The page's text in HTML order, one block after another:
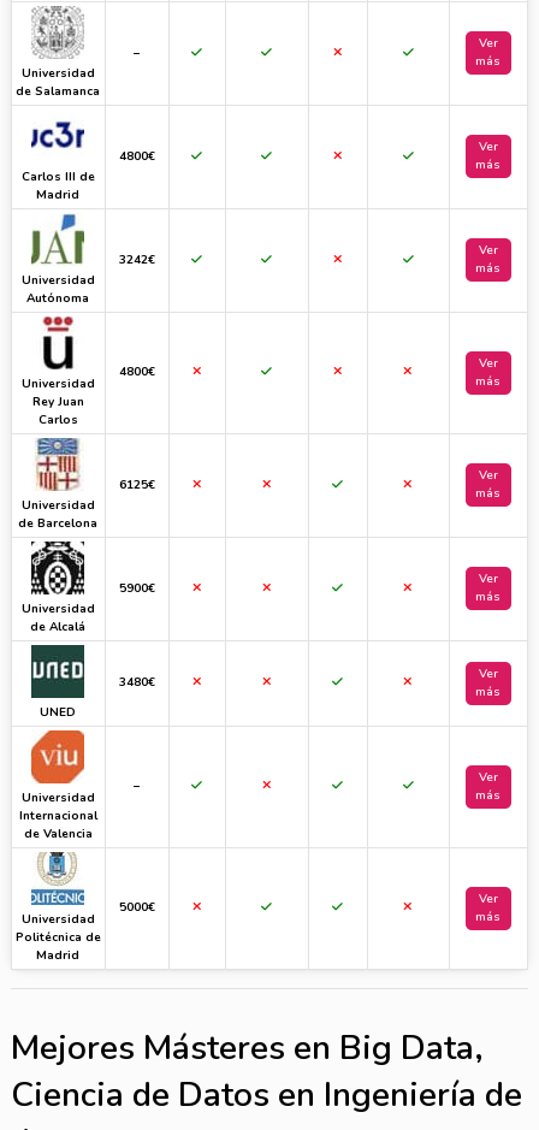
Universidad
de Salamanca
–
Ver
más
Carlos III de
Madrid
4800€
Ver
más
Universidad
Autónoma
3242€
Ver
más
Universidad
Rey Juan
Carlos
4800€
Ver
más
Universidad
de Barcelona
6125€
Ver
más
Universidad
de Alcalá
5900€
Ver
más
UNED
3480€
Ver
más
Universidad
Internacional
de Valencia
–
Ver
más
Universidad
Politécnica de
Madrid
5000€
Ver
más
Mejores Másteres en Big Data,
Ciencia de Datos en Ingeniería de